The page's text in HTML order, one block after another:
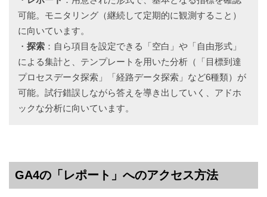
可能。モニタリング（継続して定期的に観測すること）
に向いています。
・ 探索 ：自ら項目を設定できる「空白」や「自由形式」
による集計と、テンプレートを用いた分析（「目標到達
プロセスデータ探索」「経路データ探索」など6種類）が
可能。試行錯誤しながら答えを導き出していく、アドホ
ックな分析に向いています。
GA4の「レポート」へのアクセス方法